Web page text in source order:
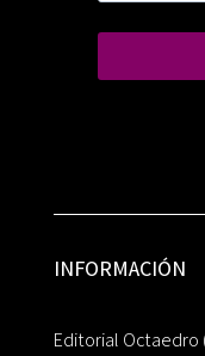
INFORMACIÓN
Editorial Octaedro